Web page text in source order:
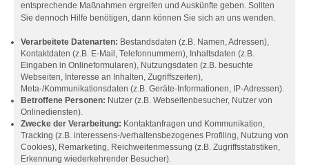
entsprechende Maßnahmen ergreifen und Auskünfte geben. Sollten
Sie dennoch Hilfe benötigen, dann können Sie sich an uns wenden.
Verarbeitete Datenarten: Bestandsdaten (z.B. Namen, Adressen),
Kontaktdaten (z.B. E-Mail, Telefonnummern), Inhaltsdaten (z.B.
Eingaben in Onlineformularen), Nutzungsdaten (z.B. besuchte
Webseiten, Interesse an Inhalten, Zugriffszeiten),
Meta-/Kommunikationsdaten (z.B. Geräte-Informationen, IP-Adressen).
Betroffene Personen: Nutzer (z.B. Webseitenbesucher, Nutzer von
Onlinediensten).
Zwecke der Verarbeitung: Kontaktanfragen und Kommunikation,
Tracking (z.B. interessens-/verhaltensbezogenes Profiling, Nutzung von
Cookies), Remarketing, Reichweitenmessung (z.B. Zugriffsstatistiken,
Erkennung wiederkehrender Besucher).